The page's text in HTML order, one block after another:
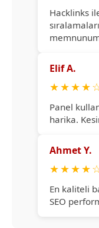
Hacklinks
Elif A.
★★★★
Panel
harika.
Ahmet Y.
★★★★
En kaliteli
SEO